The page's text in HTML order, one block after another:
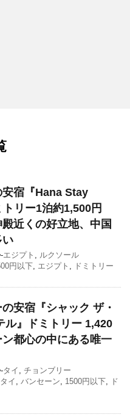
安宿『Hana Stay
トリー1泊約1,500円
近くの好立地、中国
い
-エジプト
ルクソール
円以下 エジプト ドミトリー
安宿『シャック ザ・
ル』ドミトリー 1,420
都心の中にある唯一
-タイ
チョンブリー
タイ バンセーン 1500円以下
ド